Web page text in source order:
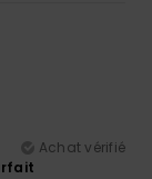
Achat vérifié